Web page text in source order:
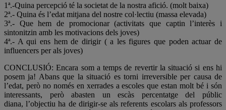
1ª.-Quina percepció té la societat de la nostra afició. (molt baixa)
2ª.- Quina és l’edat mitjana del nostre col·lectiu (massa elevada)
3ª.- Que hem de promocionar (activitats que captin l’interès i
sintonitzin amb les motivacions dels joves)
4ª.- A qui ens hem de dirigir ( a les figures que poden actuar de
influencers per als joves)
CONCLUSIÓ: Encara som a temps de revertir la situació si ens hi
posem ja! Abans que la situació es torni irreversible per causa de
l’edat, però no només en xerrades a escoles que estan molt bé i són
interessants, però abasten un escàs percentatge del públic
diana, l’objectiu ha de dirigir-se als referents escolars als professors